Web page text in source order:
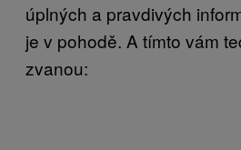
úplných a pravdivých
je v pohodě. A tímto vám
zvanou: